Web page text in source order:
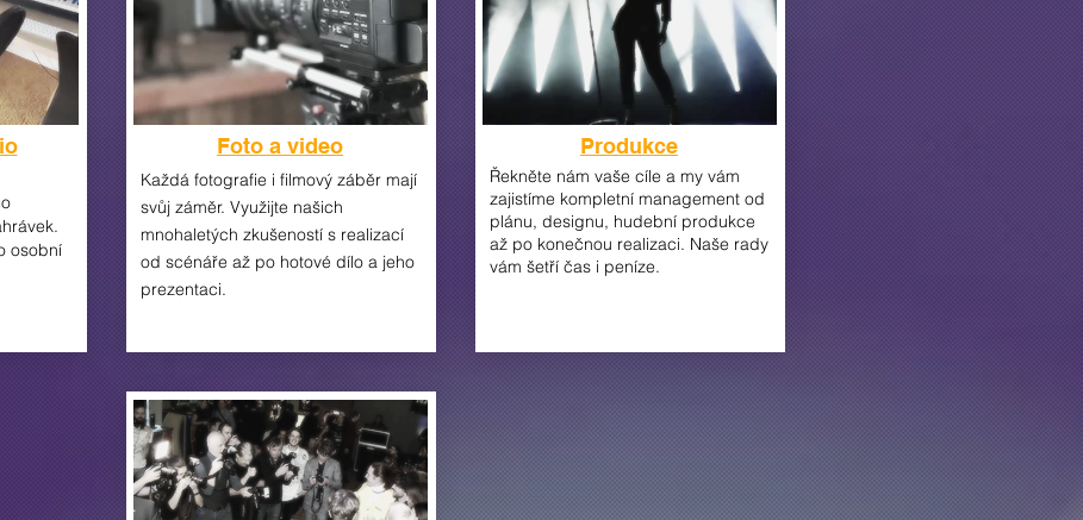
osobní
Foto a video
Každá fotografie i filmový záběr mají
svůj záměr. Využijte našich
mnohaletých zkušeností s realizací
od scénáře až po hotové dílo a jeho
prezentaci.
Produkce
Řekněte nám vaše cíle a my vám
zajistíme kompletní management od
plánu, designu, hudební produkce
až po konečnou realizaci. Naše rady
vám šetří čas i peníze.